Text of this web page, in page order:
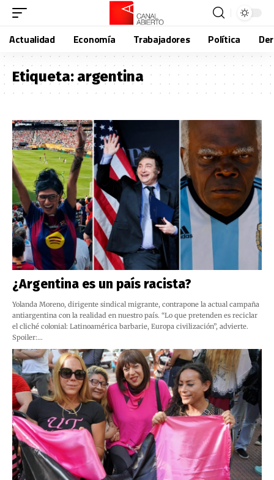
Actualidad Economía Trabajadores Política
Etiqueta:argentina
¿Argentina es un país racista?
Yolanda Moreno, dirigente sindical migrante, contrapone la actual campaña
antiargentina con la realidad en nuestro país. “Lo que pretenden es reciclar
el cliché colonial: Latinoamérica barbarie, Europa civilización”, advierte.
Spoiler:…